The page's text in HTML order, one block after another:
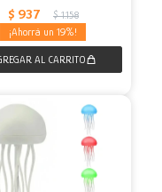
$ 937 $ 1.158
19